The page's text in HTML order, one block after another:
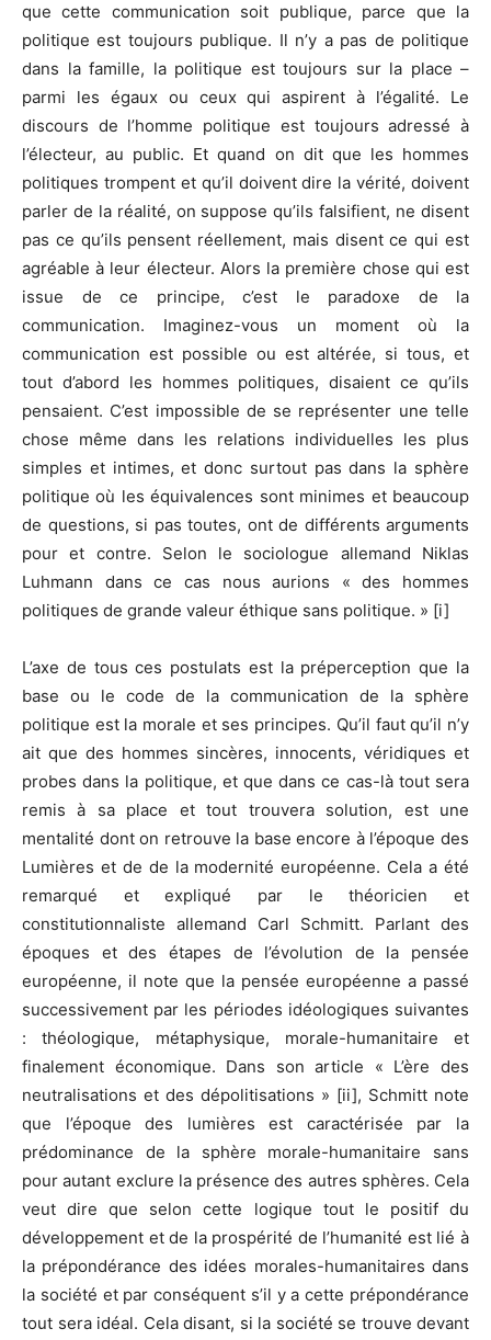
que cette communication soit publique, parce que la
politique est toujours publique. Il n’y a pas de politique
dans la famille, la politique est toujours sur la place –
parmi les égaux ou ceux qui aspirent à l’égalité. Le
discours de l’homme politique est toujours adressé à
l’électeur, au public. Et quand on dit que les hommes
politiques trompent et qu’il doivent dire la vérité, doivent
parler de la réalité, on suppose qu’ils falsifient, ne disent
pas ce qu’ils pensent réellement, mais disent ce qui est
agréable à leur électeur. Alors la première chose qui est
issue de ce principe, c’est le paradoxe de la
communication. Imaginez-vous un moment où la
communication est possible ou est altérée, si tous, et
tout d’abord les hommes politiques, disaient ce qu’ils
pensaient. C’est impossible de se représenter une telle
chose même dans les relations individuelles les plus
simples et intimes, et donc surtout pas dans la sphère
politique où les équivalences sont minimes et beaucoup
de questions, si pas toutes, ont de différents arguments
pour et contre. Selon le sociologue allemand Niklas
Luhmann dans ce cas nous aurions « des hommes
politiques de grande valeur éthique sans politique. » [i]
L’axe de tous ces postulats est la préperception que la
base ou le code de la communication de la sphère
politique est la morale et ses principes. Qu’il faut qu’il n’y
ait que des hommes sincères, innocents, véridiques et
probes dans la politique, et que dans ce cas-là tout sera
remis à sa place et tout trouvera solution, est une
mentalité dont on retrouve la base encore à l’époque des
Lumières et de de la modernité européenne. Cela a été
remarqué et expliqué par le théoricien et
constitutionnaliste allemand Carl Schmitt. Parlant des
époques et des étapes de l’évolution de la pensée
européenne, il note que la pensée européenne a passé
successivement par les périodes idéologiques suivantes
: théologique, métaphysique, morale-humanitaire et
finalement économique. Dans son article « L’ère des
neutralisations et des dépolitisations » [ii], Schmitt note
que l’époque des lumières est caractérisée par la
prédominance de la sphère morale-humanitaire sans
pour autant exclure la présence des autres sphères. Cela
veut dire que selon cette logique tout le positif du
développement et de la prospérité de l’humanité est lié à
la prépondérance des idées morales-humanitaires dans
la société et par conséquent s’il y a cette prépondérance
tout sera idéal. Cela disant, si la société se trouve devant